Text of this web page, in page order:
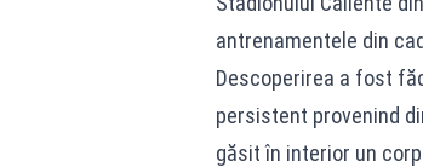
antrenamentele din
Descoperirea a fost
persistent provenind
găsit în interior un